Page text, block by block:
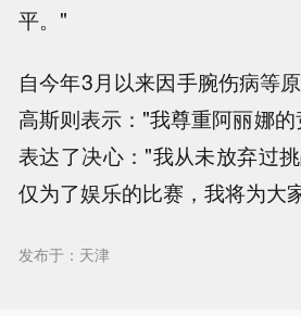
平。"
自今年3月以来因手腕伤病等
高斯则表示："我尊重阿丽娜
表达了决心："我从未放弃过
仅为了娱乐的比赛，我将为大
发布于：天津